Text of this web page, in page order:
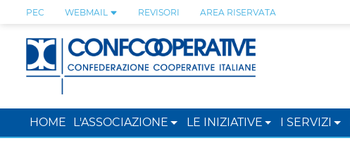
PEC WEBMAIL REVISORI AREA RISERVATA
HOME L'ASSOCIAZIONE LE INIZIATIVE I SERVIZI